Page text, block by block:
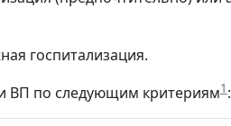
госпитализация.
ВП по следующим критериям1 :